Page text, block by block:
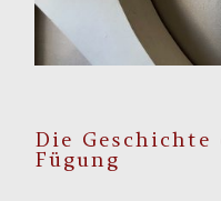
Die
Fügung